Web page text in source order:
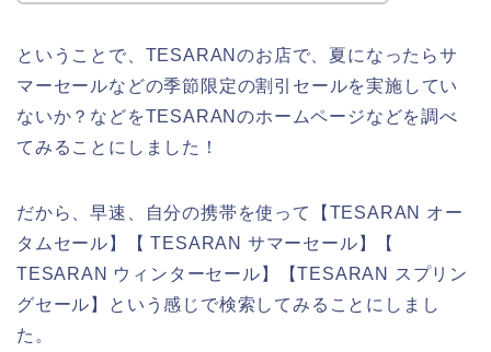
ということで、TESARANのお店で、夏になったらサ
マーセールなどの季節限定の割引セールを実施してい
ないか？などをTESARANのホームページなどを調べ
てみることにしました！
だから、早速、自分の携帯を使って【TESARAN オー
タムセール】【 TESARAN サマーセール】【
TESARAN ウィンターセール】【TESARAN スプリン
グセール】という感じで検索してみることにしまし
た。